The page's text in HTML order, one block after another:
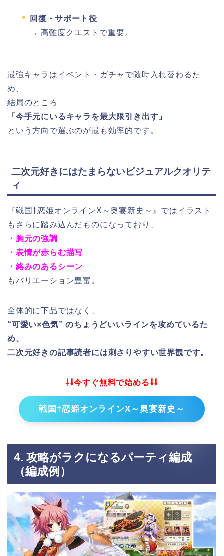
回復・サポート役
→ 高難度クエストで重要。
最強キャラはイベント・ガチャで随時入れ替わるた
め、
結局のところ
「今手元にいるキャラを最大限引き出す」
という方向で選ぶのが最も効率的です。
二次元好きにはたまらないビジュアルクオリテ
ィ
『戦国†恋姫オンラインX～奥宴新史～』ではイラスト
もさらに踏み込んだものになっており、
・胸元の強調
・表情が赤らむ描写
・絡みのあるシーン
もバリエーション豊富。
全体的に下品ではなく、
“可愛い×色気” のちょうどいいラインを攻めているた
め、
二次元好きの記事読者には刺さりやすい世界観です。
⇩⇩今すぐ無料で始める⇩⇩
戦国†恋姫オンラインX～奥宴新史～
4. 攻略がラクになるパーティ編成
（編成例）